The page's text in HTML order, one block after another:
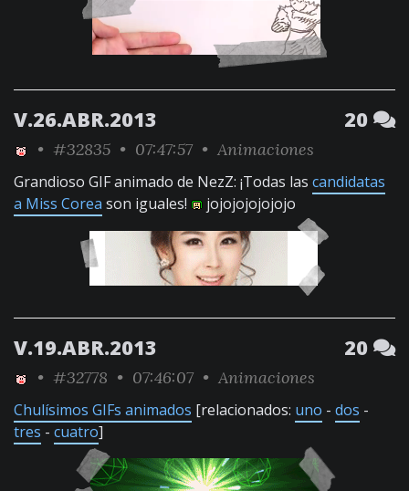
V.26.ABR.2013 20
• #32835 • 07:47:57 • Animaciones
Grandioso GIF animado de NezZ: ¡Todas las candidatas
a Miss Corea son iguales! jojojojojojojo
V.19.ABR.2013 20
• #32778 • 07:46:07 • Animaciones
Chulísimos GIFs animados [relacionados: uno - dos -
tres - cuatro]